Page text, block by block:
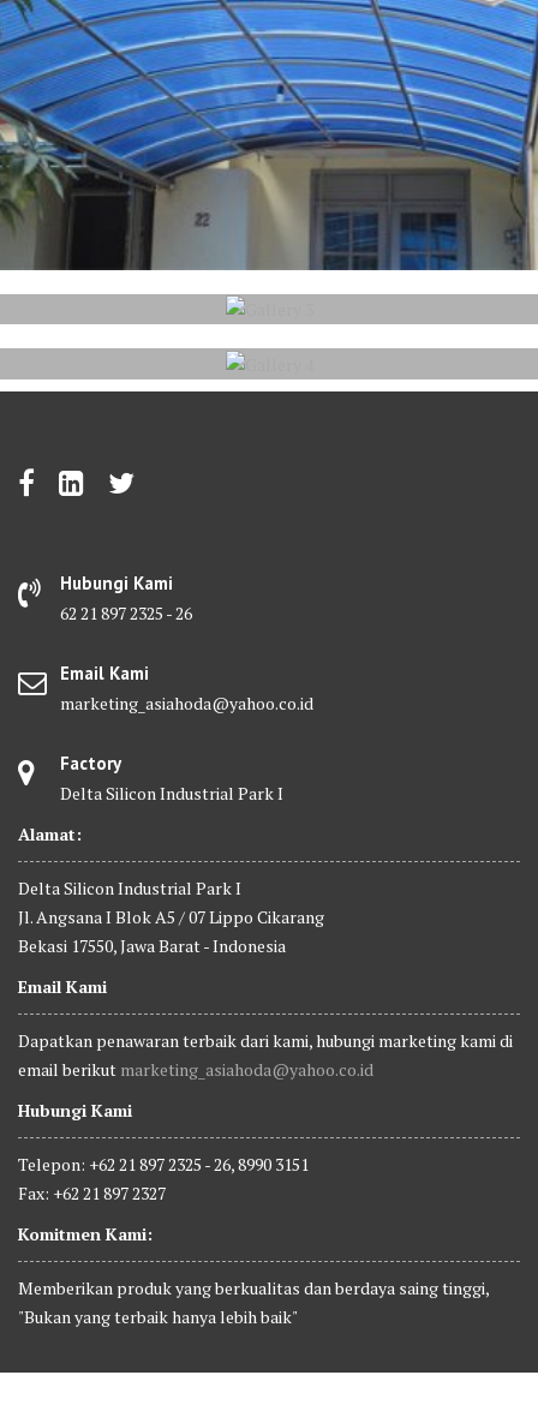
Hubungi Kami
62 21 897 2325 - 26
Email Kami
marketing_asiahoda@yahoo.co.id
Factory
Delta Silicon Industrial Park I
Alamat:
Delta Silicon Industrial Park I
Jl. Angsana I Blok A5 / 07 Lippo Cikarang
Bekasi 17550, Jawa Barat - Indonesia
Email Kami
Dapatkan penawaran terbaik dari kami, hubungi marketing kami di
email berikut marketing_asiahoda@yahoo.co.id
Hubungi Kami
Telepon: +62 21 897 2325 - 26, 8990 3151
Fax: +62 21 897 2327
Komitmen Kami:
Memberikan produk yang berkualitas dan berdaya saing tinggi,
"Bukan yang terbaik hanya lebih baik"